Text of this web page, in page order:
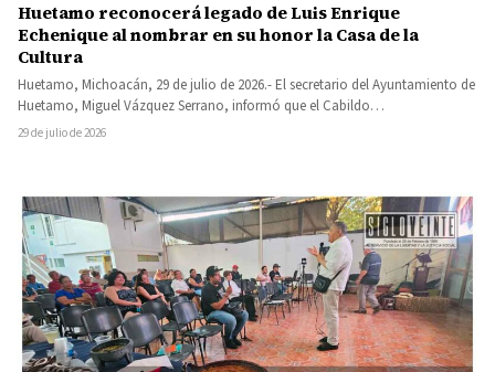
Huetamo reconocerá legado de Luis Enrique
Echenique al nombrar en su honor la Casa de la
Cultura
Huetamo, Michoacán, 29 de julio de 2026.- El secretario del Ayuntamiento de
Huetamo, Miguel Vázquez Serrano, informó que el Cabildo…
29 de julio de 2026